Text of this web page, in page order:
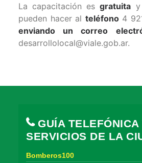
La capacitación esgratuita
pueden hacer al teléfono4
enviando un correo
desarrollolocal@viale.gob.ar.
GUÍA TELEFÓNICA
SERVICIOS DE LA
Bomberos100